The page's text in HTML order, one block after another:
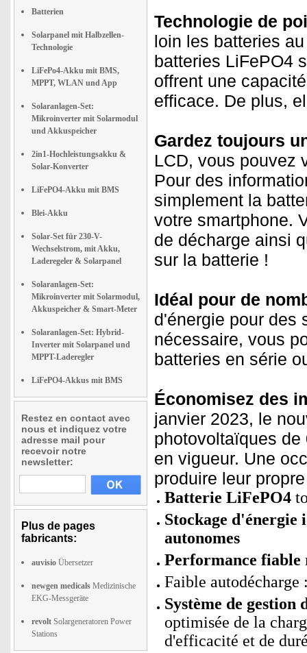
Batterien
Solarpanel mit Halbzellen-
Technologie
LiFePo4-Akku mit BMS,
MPPT, WLAN und App
Solaranlagen-Set:
Mikroinverter mit Solarmodul
und Akkuspeicher
2in1-Hochleistungsakku &
Solar-Konverter
LiFePO4-Akku mit BMS
Blei-Akku
Solar-Set für 230-V-
Wechselstrom, mit Akku,
Laderegeler & Solarpanel
Solaranlagen-Set:
Mikroinverter mit Solarmodul,
Akkuspeicher & Smart-Meter
Solaranlagen-Set: Hybrid-
Inverter mit Solarpanel und
MPPT-Laderegler
LiFePO4-Akkus mit BMS
Restez en contact avec
nous et indiquez votre
adresse mail pour
recevoir notre
newsletter:
Plus de pages
fabricants:
auvisio Übersetzer
newgen medicals Medizinische
EKG-Messgeräte
revolt Solargeneratoren Power
Stations
Technologie de
loin les batteries
batteries LiFePO4
offrent une
efficace. De plus,
Gardez toujours
LCD, vous pouvez
Pour des
simplement la
votre smartphone.
de décharge ainsi
sur la batterie !
Idéal pour de
d'énergie pour des
nécessaire, vous
batteries en série
Économisez des
janvier 2023, le
photovoltaïques de
en vigueur. Une
produire leur
Batterie LiFePO4
Stockage d'énergie
autonomes
Performance fiable
Faible autodécharge
Système de
optimisée de la
d'efficacité et de